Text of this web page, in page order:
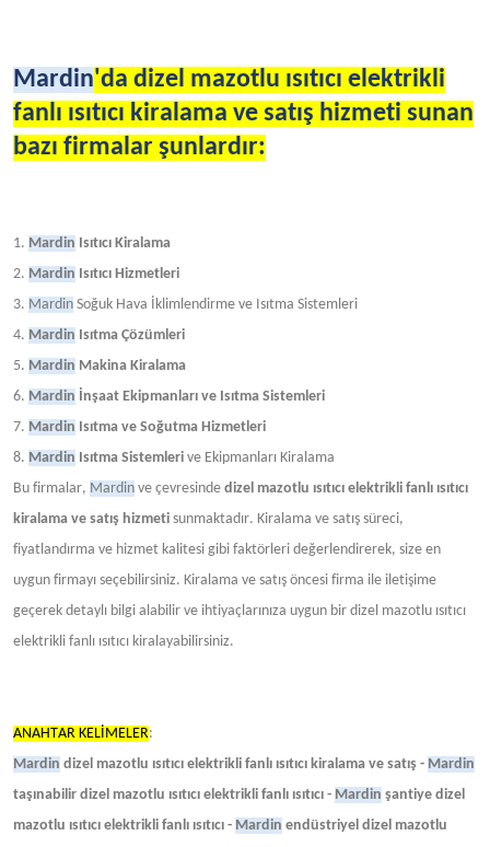
Mardin'da dizel mazotlu ısıtıcı elektrikli
fanlı ısıtıcı kiralama ve satış hizmeti sunan
bazı firmalar şunlardır:
1. Mardin Isıtıcı Kiralama
2. Mardin Isıtıcı Hizmetleri
3. Mardin Soğuk Hava İklimlendirme ve Isıtma Sistemleri
4. Mardin Isıtma Çözümleri
5. Mardin Makina Kiralama
6. Mardin İnşaat Ekipmanları ve Isıtma Sistemleri
7. Mardin Isıtma ve Soğutma Hizmetleri
8. Mardin Isıtma Sistemleri ve Ekipmanları Kiralama
Bu firmalar, Mardin ve çevresinde dizel mazotlu ısıtıcı elektrikli fanlı ısıtıcı
kiralama ve satış hizmeti sunmaktadır. Kiralama ve satış süreci,
fiyatlandırma ve hizmet kalitesi gibi faktörleri değerlendirerek, size en
uygun firmayı seçebilirsiniz. Kiralama ve satış öncesi firma ile iletişime
geçerek detaylı bilgi alabilir ve ihtiyaçlarınıza uygun bir dizel mazotlu ısıtıcı
elektrikli fanlı ısıtıcı kiralayabilirsiniz.
ANAHTAR KELİMELER:
Mardin dizel mazotlu ısıtıcı elektrikli fanlı ısıtıcı kiralama ve satış - Mardin
taşınabilir dizel mazotlu ısıtıcı elektrikli fanlı ısıtıcı - Mardin şantiye dizel
mazotlu ısıtıcı elektrikli fanlı ısıtıcı - Mardin endüstriyel dizel mazotlu